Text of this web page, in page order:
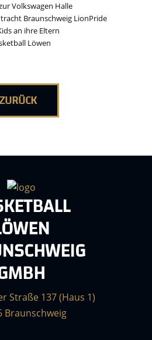
Volkswagen Halle
Braunschweig LionPride
an ihre Eltern
Löwen
Straße 137 (Haus 1)
Braunschweig